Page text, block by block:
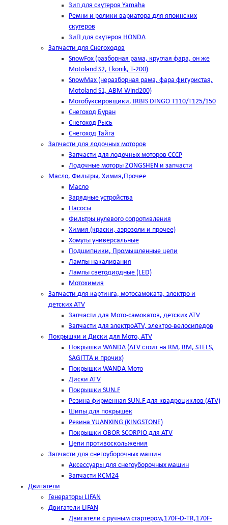
Зип для скутеров Yamaha
Ремни и ролики вариатора для япоинских
скутеров
ЗиП для скутеров HONDA
Запчасти для Снегоходов
SnowFox (разборная рама, круглая фара, он же
Motoland S2, Ekonik, T-200)
SnowMax (неразборная рама, фара фигуристая,
Motoland S1, ABM Wind200)
Мотобуксировщики, IRBIS DINGO Т110/Т125/150
Снегоход Буран
Снегоход Рысь
Снегоход Тайга
Запчасти для лодочных моторов
Запчасти для лодочных моторов СССР
Лодочные моторы ZONGSHEN и запчасти
Масло, Фильтры, Химия,Прочее
Масло
Зарядные устройства
Насосы
Фильтры нулевого сопротивления
Химия (краски, аэрозоли и прочее)
Хомуты универсальные
Подшипники, Промышленные цепи
Лампы накаливания
Лампы светодиодные (LED)
Мотохимия
Запчасти для картинга, мотосамоката, электро и
детских ATV
Запчасти для Мото-самокатов, детских ATV
Запчасти для электроATV, электро-велосипедов
Покрышки и Диски для Мото, ATV
Покрышки WANDA (АТV стоит на RM, BM, STELS,
SAGITTA и прочих)
Покрышки WANDA Мото
Диски ATV
Покрышки SUN.F
Резина фирменная SUN.F для квадроциклов (АТV)
Шипы для покрышек
Резина YUANXING (KINGSTONE)
Покрышки OBOR SCORPIO для ATV
Цепи противоскольжения
Запчасти для снегоуборочных машин
Аксессуары для снегоуборочных машин
Запчасти КСМ24
Двигатели
Генераторы LIFAN
Двигатели LIFAN
Двигатели с ручным стартером,170F-D-TR,170F-